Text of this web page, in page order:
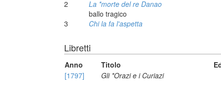
2
La *morte del re Danao
ballo tragico
3
Chi la fa l'aspetta
Libretti
Anno Titolo
[1797]
Gli *Orazi e i Curiazi